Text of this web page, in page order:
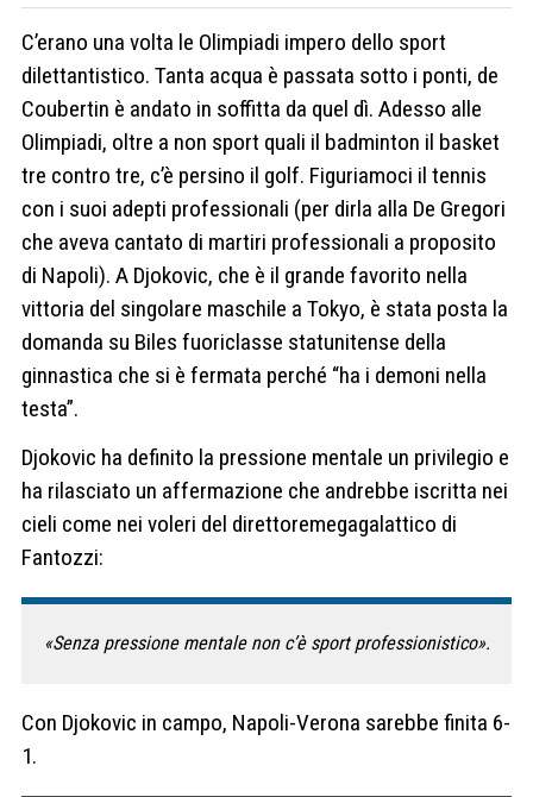
C’erano una volta le Olimpiadi impero dello sport
dilettantistico. Tanta acqua è passata sotto i ponti, de
Coubertin è andato in soffitta da quel dì. Adesso alle
Olimpiadi, oltre a non sport quali il badminton il basket
tre contro tre, c’è persino il golf. Figuriamoci il tennis
con i suoi adepti professionali (per dirla alla De Gregori
che aveva cantato di martiri professionali a proposito
di Napoli). A Djokovic, che è il grande favorito nella
vittoria del singolare maschile a Tokyo, è stata posta la
domanda su Biles fuoriclasse statunitense della
ginnastica che si è fermata perché “ha i demoni nella
testa”.
Djokovic ha definito la pressione mentale un privilegio e
ha rilasciato un affermazione che andrebbe iscritta nei
cieli come nei voleri del direttoremegagalattico di
Fantozzi:
«Senza pressione mentale non c’è sport professionistico».
Con Djokovic in campo, Napoli-Verona sarebbe finita 6-
1.